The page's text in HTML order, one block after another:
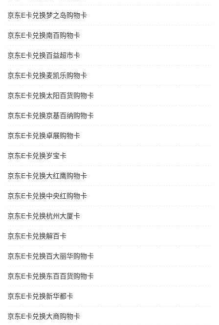
京东E卡兑换梦之岛购物卡
京东E卡兑换南百购物卡
京东E卡兑换百益超市卡
京东E卡兑换麦凯乐购物卡
京东E卡兑换太阳百货购物卡
京东E卡兑换京基百纳购物卡
京东E卡兑换卓展购物卡
京东E卡兑换岁宝卡
京东E卡兑换大红鹰购物卡
京东E卡兑换中央红购物卡
京东E卡兑换杭州大厦卡
京东E卡兑换解百卡
京东E卡兑换百大丽华购物卡
京东E卡兑换东百百货购物卡
京东E卡兑换新华都卡
京东E卡兑换大商购物卡